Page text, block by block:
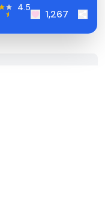
4.5
1,267